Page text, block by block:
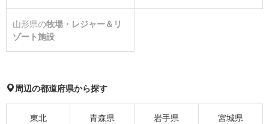
山形県の牧場・レジャー＆リ
ゾート施設
周辺の都道府県から探す
東北 青森県 岩手県 宮城県